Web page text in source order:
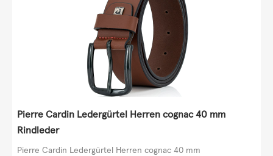
Pierre Cardin Ledergürtel Herren cognac 40 mm
Rindleder
Pierre Cardin Ledergürtel Herren cognac 40 mm